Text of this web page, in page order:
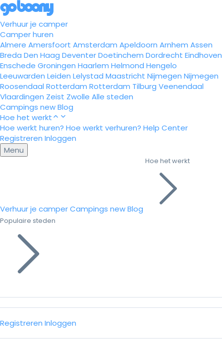
Verhuur je camper
Camper huren
Almere Amersfoort Amsterdam Apeldoorn Arnhem Assen
Breda Den Haag DeventerDoetinchem Dordrecht Eindhoven
Enschede Groningen Haarlem Helmond Hengelo
Leeuwarden Leiden Lelystad Maastricht Nijmegen Nijmegen
Roosendaal Rotterdam Rotterdam Tilburg Veenendaal
Vlaardingen Zeist Zwolle Alle steden
Campings newBlog
Hoe het werkt
Hoe werkt huren? Hoe werkt verhuren? Help Center
Registreren Inloggen
Menu
Verhuur je camperCampings newBlog
Hoe het werkt
Populaire steden
Registreren Inloggen